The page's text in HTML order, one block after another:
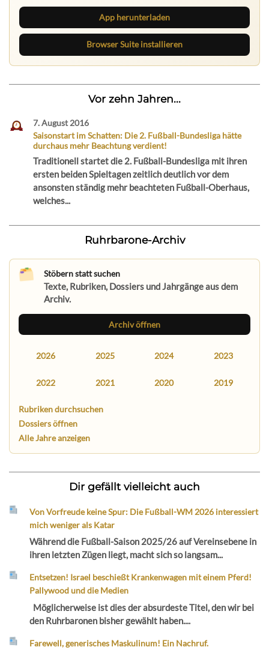
App herunterladen
Browser Suite installieren
Vor zehn Jahren...
7. August 2016
Saisonstart im Schatten: Die 2. Fußball-Bundesliga hätte
durchaus mehr Beachtung verdient!
Traditionell startet die 2. Fußball-Bundesliga mit ihren
ersten beiden Spieltagen zeitlich deutlich vor dem
ansonsten ständig mehr beachteten Fußball-Oberhaus,
welches...
Ruhrbarone-Archiv
Stöbern statt suchen
Texte, Rubriken, Dossiers und Jahrgänge aus dem
Archiv.
Archiv öffnen
2026 2025 2024 2023
2022 2021 2020 2019
Rubriken durchsuchen
Dossiers öffnen
Alle Jahre anzeigen
Dir gefällt vielleicht auch
Von Vorfreude keine Spur: Die Fußball-WM 2026 interessiert
mich weniger als Katar
Während die Fußball-Saison 2025/26 auf Vereinsebene in
ihren letzten Zügen liegt, macht sich so langsam...
Entsetzen! Israel beschießt Krankenwagen mit einem Pferd!
Pallywood und die Medien
Möglicherweise ist dies der absurdeste Titel, den wir bei
den Ruhrbaronen bisher gewählt haben....
Farewell, generisches Maskulinum! Ein Nachruf.